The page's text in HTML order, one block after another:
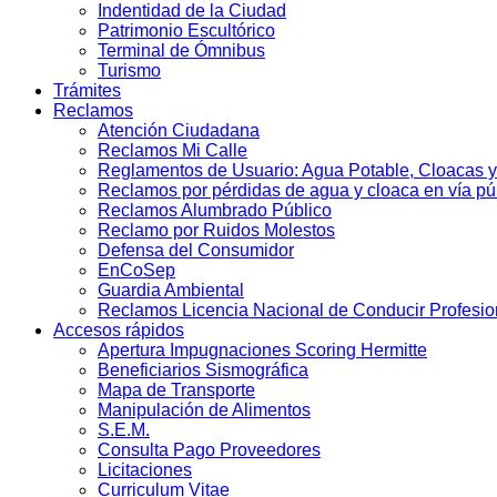
Indentidad de la Ciudad
Patrimonio Escultórico
Terminal de Ómnibus
Turismo
Trámites
Reclamos
Atención Ciudadana
Reclamos Mi Calle
Reglamentos de Usuario: Agua Potable, Cloacas
Reclamos por pérdidas de agua y cloaca en vía
Reclamos Alumbrado Público
Reclamo por Ruidos Molestos
Defensa del Consumidor
EnCoSep
Guardia Ambiental
Reclamos Licencia Nacional de Conducir
Accesos rápidos
Apertura Impugnaciones Scoring Hermitte
Beneficiarios Sismográfica
Mapa de Transporte
Manipulación de Alimentos
S.E.M.
Consulta Pago Proveedores
Licitaciones
Curriculum Vitae